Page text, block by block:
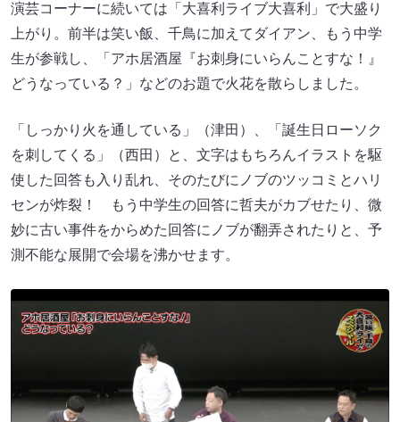
演芸コーナーに続いては「大喜利ライブ大喜利」で大盛り
上がり。前半は笑い飯、千鳥に加えてダイアン、もう中学
生が参戦し、「アホ居酒屋『お刺身にいらんことすな！』
どうなっている？」などのお題で火花を散らしました。
「しっかり火を通している」（津田）、「誕生日ローソク
を刺してくる」（西田）と、文字はもちろんイラストを駆
使した回答も入り乱れ、そのたびにノブのツッコミとハリ
センが炸裂！ もう中学生の回答に哲夫がカブせたり、微
妙に古い事件をからめた回答にノブが翻弄されたりと、予
測不能な展開で会場を沸かせます。